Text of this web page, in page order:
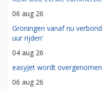
06 aug 26
Groningen vanaf nu
uur rijden'
04 aug 26
easyJet wordt
06 aug 26